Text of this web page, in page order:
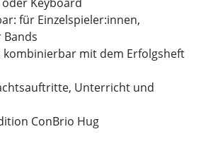
für Einzelspieler:innen,
Bands
mit dem Erfolgsheft
Unterricht und
ConBrio Hug